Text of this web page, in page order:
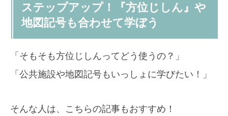
ステップアップ！『方位じしん』や
地図記号も合わせて学ぼう
「そもそも方位じしんってどう使うの？」
「公共施設や地図記号もいっしょに学びたい！」
そんな人は、こちらの記事もおすすめ！